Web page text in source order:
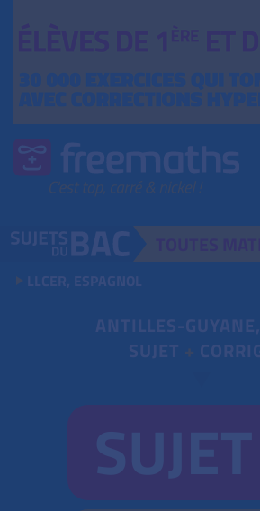
LLCER, ESPAGNOL
ANTILLES-GUYANE,
SUJET +